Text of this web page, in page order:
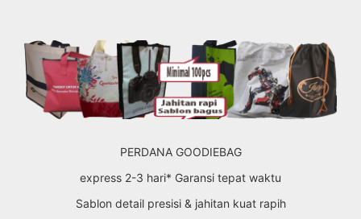
content
PERDANA GOODIEBAG
express 2-3 hari* Garansi tepat waktu
Sablon detail presisi & jahitan kuat rapih